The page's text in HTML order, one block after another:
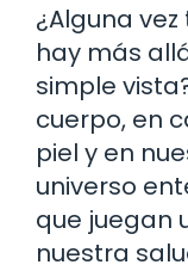
¿Alguna
hay más
simple
cuerpo, en
piel y en
universo
que juegan
nuestra